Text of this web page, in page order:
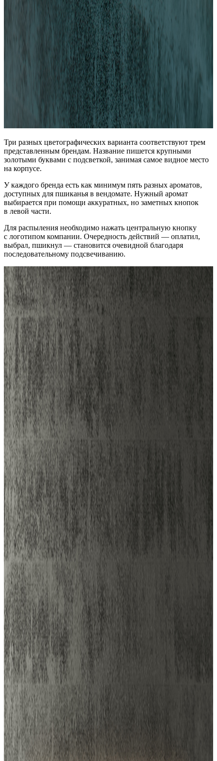
Три разных цветографических варианта соответствуют трем
представленным брендам. Название пишется крупными
золотыми буквами с подсветкой, занимая самое видное место
на корпусе.
У каждого бренда есть как минимум пять разных ароматов,
доступных для пшиканья в вендомате. Нужный аромат
выбирается при помощи аккуратных, но заметных кнопок
в левой части.
Для распыления необходимо нажать центральную кнопку
с логотипом компании. Очередность действий — оплатил,
выбрал, пшикнул — становится очевидной благодаря
последовательному подсвечиванию.